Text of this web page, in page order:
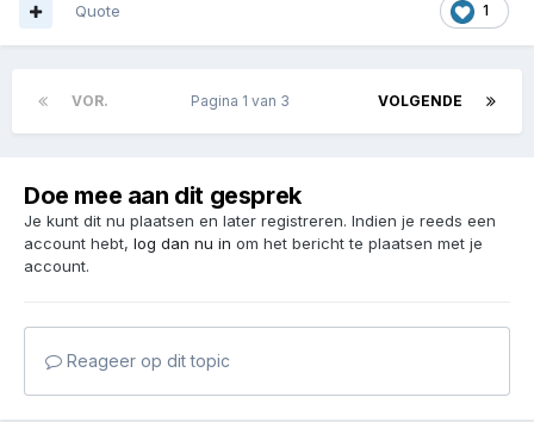
1
Quote
VOR. VOLGENDE
Pagina 1 van 3
Doe mee aan dit gesprek
Je kunt dit nu plaatsen en later registreren. Indien je reeds een
account hebt, log dan nu in om het bericht te plaatsen met je
account.
Reageer op dit topic